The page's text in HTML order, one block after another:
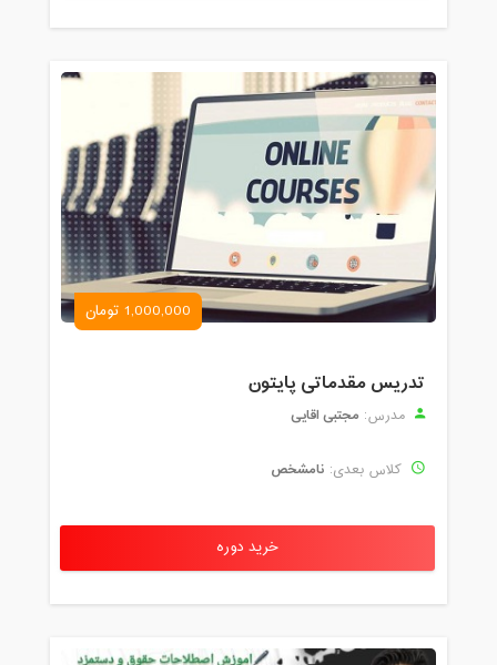
1,000,000 تومان
تدریس مقدماتی پایتون
مدرس: مجتبی اقایی
کلاس بعدی: نامشخص
خرید دوره